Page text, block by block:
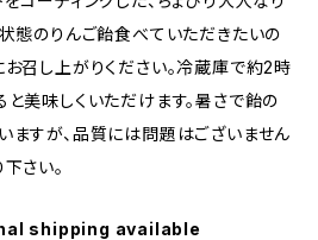
態のりんご飴食べていただきたいの
召し上がりください。冷蔵庫で約2時
美味しくいただけます。暑さで飴の
すが、品質には問題はございません
さい。
shipping available